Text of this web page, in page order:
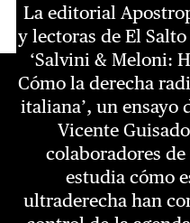
La editorial
y lectoras de El
‘Salvini & Meloni:
Cómo la derecha
italiana’, un ensayo
Vicente
colaboradores
estudia cómo
ultraderecha han